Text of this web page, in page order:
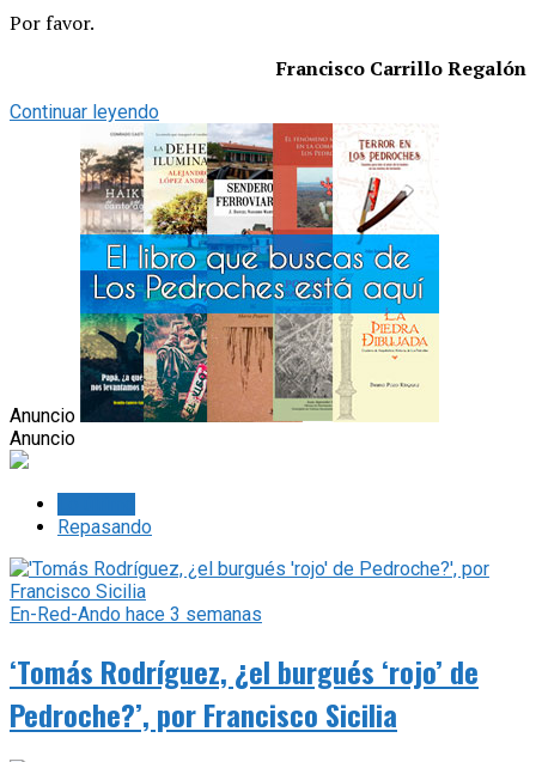
Por favor.
Francisco Carrillo Regalón
Continuar leyendo
Anuncio
Anuncio
Repasando
En-Red-Ando hace 3 semanas
‘Tomás Rodríguez, ¿el burgués ‘rojo’ de
Pedroche?’, por Francisco Sicilia